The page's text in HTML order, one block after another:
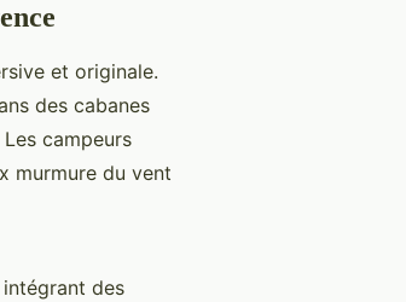
et originale.
des cabanes
campeurs
murmure du vent
des